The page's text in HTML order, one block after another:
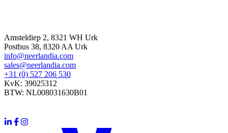
Amsteldiep 2, 8321 WH Urk
Postbus 38, 8320 AA Urk
info@neerlandia.com
sales@neerlandia.com
+31 (0) 527 206 530
KvK: 39025312
BTW: NL008031630B01